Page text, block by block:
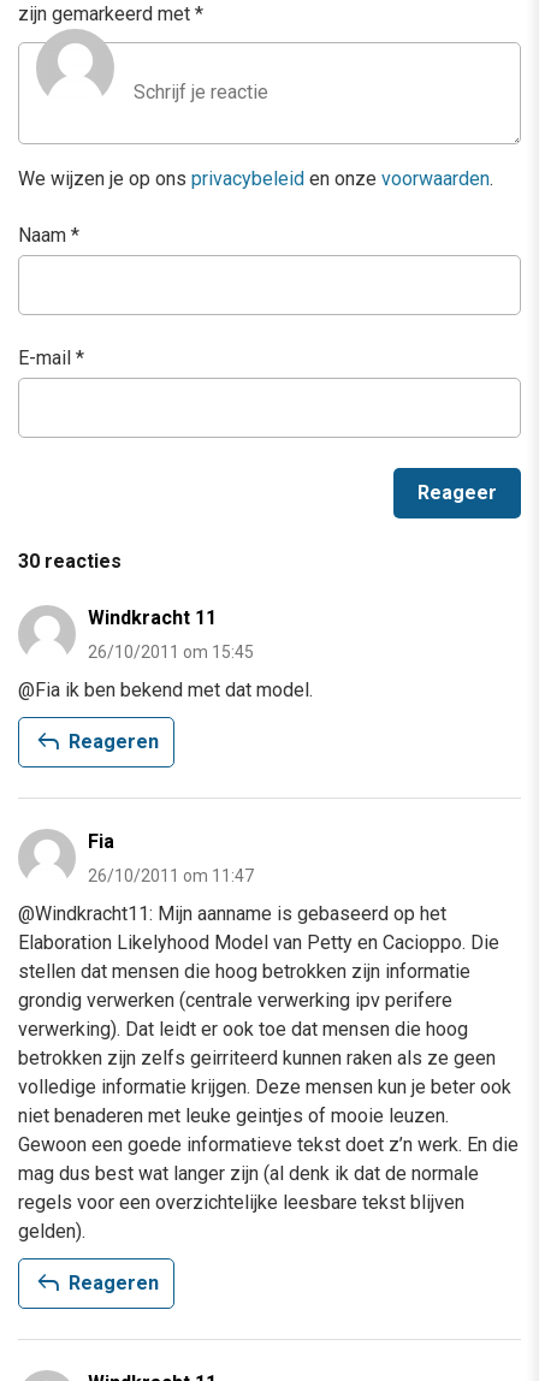
zijn gemarkeerd met *
We wijzen je op ons privacybeleid en onze voorwaarden.
Naam *
E-mail *
30 reacties
Windkracht 11
26/10/2011 om 15:45
@Fia ik ben bekend met dat model.
reply Reageren
Fia
26/10/2011 om 11:47
@Windkracht11: Mijn aanname is gebaseerd op het
Elaboration Likelyhood Model van Petty en Cacioppo. Die
stellen dat mensen die hoog betrokken zijn informatie
grondig verwerken (centrale verwerking ipv perifere
verwerking). Dat leidt er ook toe dat mensen die hoog
betrokken zijn zelfs geirriteerd kunnen raken als ze geen
volledige informatie krijgen. Deze mensen kun je beter ook
niet benaderen met leuke geintjes of mooie leuzen.
Gewoon een goede informatieve tekst doet z’n werk. En die
mag dus best wat langer zijn (al denk ik dat de normale
regels voor een overzichtelijke leesbare tekst blijven
gelden).
reply Reageren